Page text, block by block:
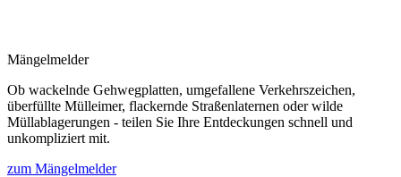
Mängelmelder
Ob wackelnde Gehwegplatten, umgefallene Verkehrszeichen,
überfüllte Mülleimer, flackernde Straßenlaternen oder wilde
Müllablagerungen - teilen Sie Ihre Entdeckungen schnell und
unkompliziert mit.
zum Mängelmelder